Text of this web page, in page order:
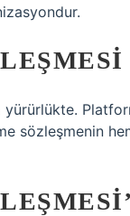
sözleşmenin